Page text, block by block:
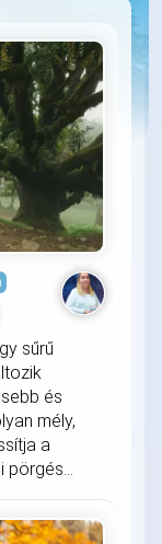
sűrű
és
mély,
a